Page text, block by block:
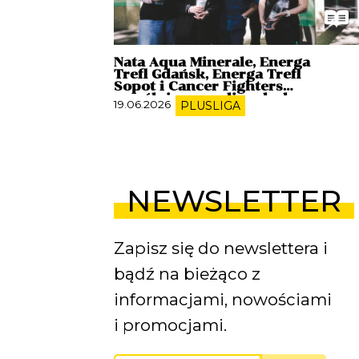
Nata Aqua Minerale, Energa
Trefl Gdańsk, Energa Trefl
Sopot i Cancer Fighters
wspólnie wsparli małych
pacjentów UCK
19.06.2026 PLUSLIGA
NEWSLETTER
Zapisz się do newslettera i
bądź na bieżąco z
informacjami, nowościami
i promocjami.